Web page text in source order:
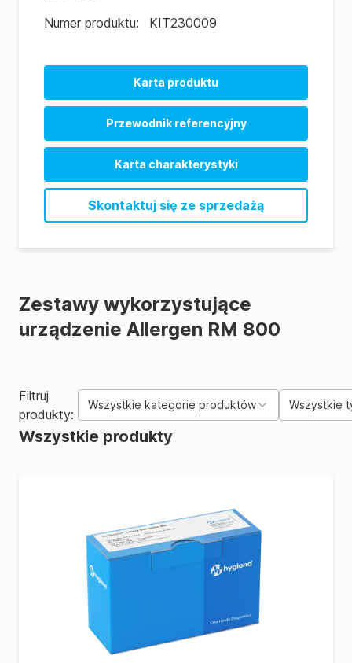
Numer produktu: KIT230009
Karta produktu
Przewodnik referencyjny
Karta charakterystyki
Skontaktuj się ze sprzedażą
Zestawy wykorzystujące
urządzenie Allergen RM 800
Filtruj
produkty:
Wszystkie kategorie produktów Wszystkie
Wszystkie produkty